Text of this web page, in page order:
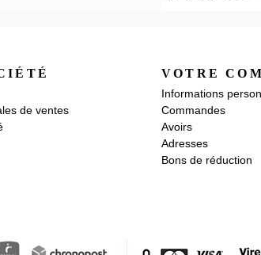
de ventes
VOTRE
Informations
Commandes
Avoirs
Adresses
Bons de réduction